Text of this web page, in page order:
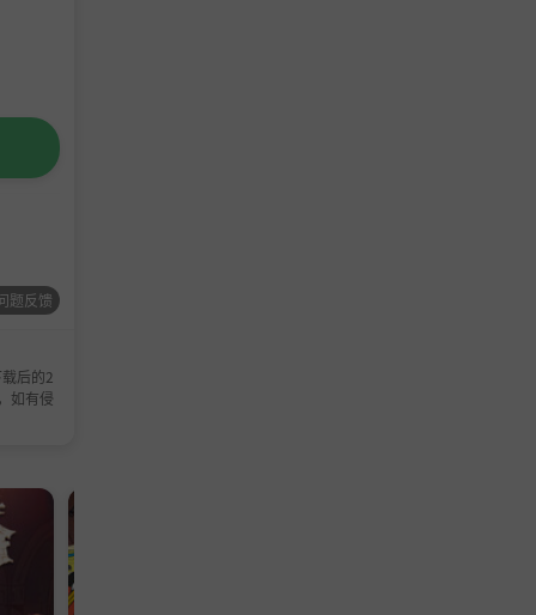
题反馈
后的2
如有侵